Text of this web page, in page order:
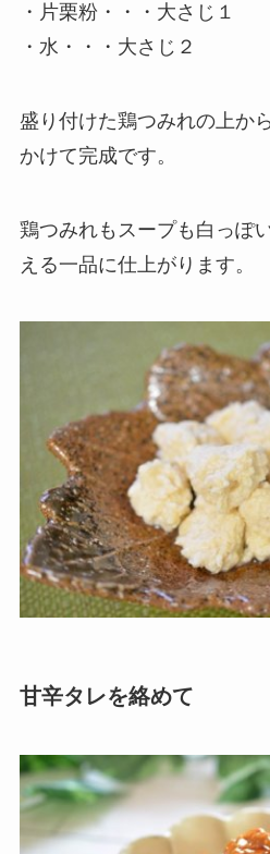
・片栗粉・・・大さじ１
・水・・・大さじ２
盛り付けた鶏つみれの上か
かけて完成です。
鶏つみれもスープも白っぽ
える一品に仕上がります。
甘辛タレを絡めて